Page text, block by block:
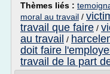
Thèmes liés :
moral au travail /
travail que faire /
au travail /
doit faire
travail de la part